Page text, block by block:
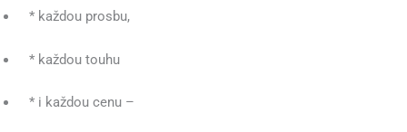
* každou prosbu,
* každou touhu
* i každou cenu –